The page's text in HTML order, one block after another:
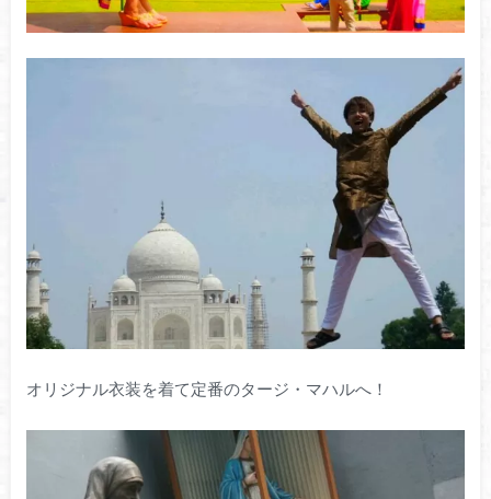
オリジナル衣装を着て定番のタージ・マハルへ！